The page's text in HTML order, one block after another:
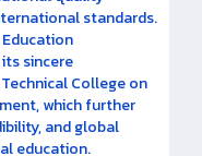
standards.
sincere
College on
which further
and global
education.